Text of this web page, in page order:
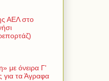
ΑΕΛ στο
με όνειρα Γ'
για τα Άγραφα